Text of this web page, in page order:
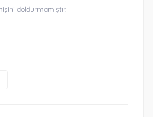
doldurmamıştır.